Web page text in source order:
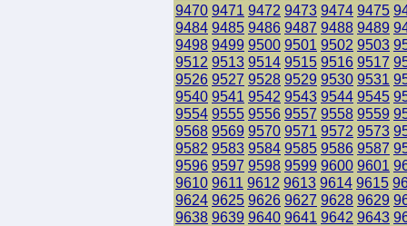
9470 9471 9472 9473 9474 9475
9484 9485 9486 9487 9488 9489
9498 9499 9500 9501 9502 9503
9512 9513 9514 9515 9516 9517
9526 9527 9528 9529 9530 9531
9540 9541 9542 9543 9544 9545
9554 9555 9556 9557 9558 9559
9568 9569 9570 9571 9572 9573
9582 9583 9584 9585 9586 9587
9596 9597 9598 9599 9600 9601
9610 9611 9612 9613 9614 9615
9624 9625 9626 9627 9628 9629
9638 9639 9640 9641 9642 9643